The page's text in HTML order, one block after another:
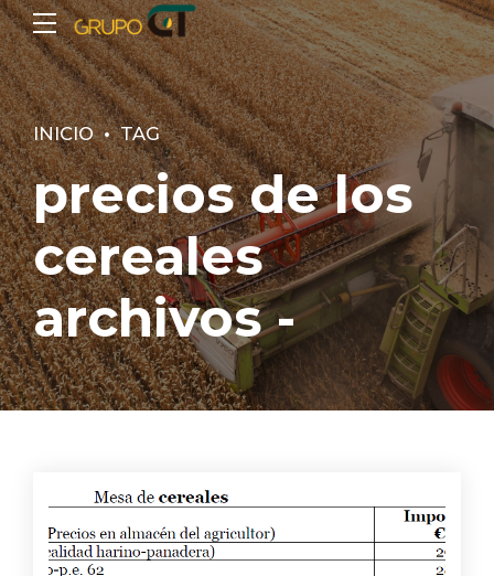
INICIO TAG
precios de los
cereales
archivos -